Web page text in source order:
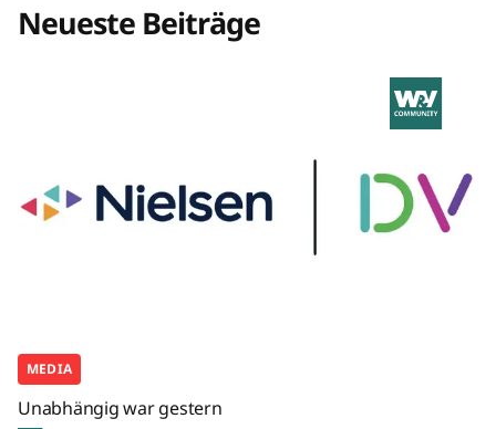
Neueste Beiträge
MEDIA
Unabhängig war gestern